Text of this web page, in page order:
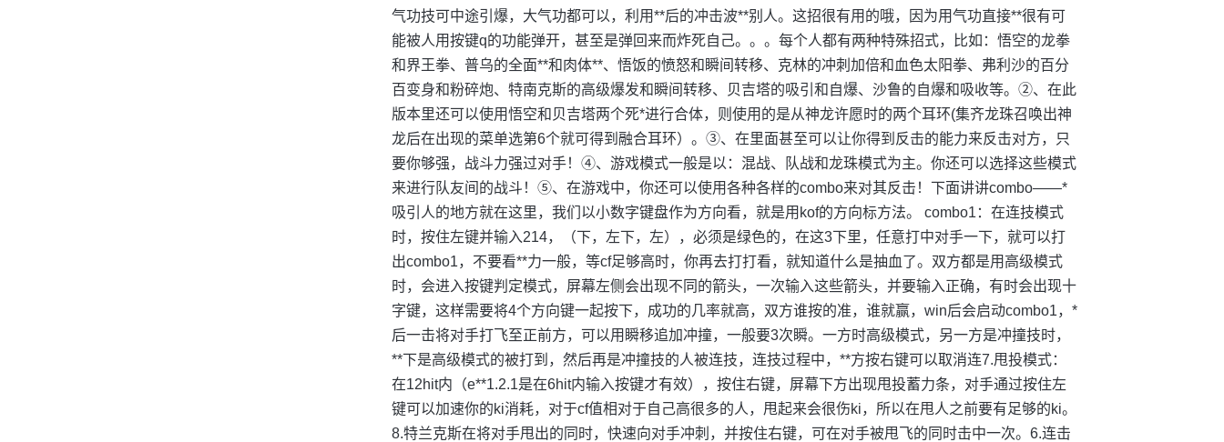
气功技可中途引爆，大气功都可以，利用**后的冲击波**别人。这招很有用的哦，因为用气功直接**很有可
能被人用按键q的功能弹开，甚至是弹回来而炸死自己。。。每个人都有两种特殊招式，比如：悟空的龙拳
和界王拳、普乌的全面**和肉体**、悟饭的愤怒和瞬间转移、克林的冲刺加倍和血色太阳拳、弗利沙的百分
百变身和粉碎炮、特南克斯的高级爆发和瞬间转移、贝吉塔的吸引和自爆、沙鲁的自爆和吸收等。②、在此
版本里还可以使用悟空和贝吉塔两个死*进行合体，则使用的是从神龙许愿时的两个耳环(集齐龙珠召唤出神
龙后在出现的菜单选第6个就可得到融合耳环）。③、在里面甚至可以让你得到反击的能力来反击对方，只
要你够强，战斗力强过对手！④、游戏模式一般是以：混战、队战和龙珠模式为主。你还可以选择这些模式
来进行队友间的战斗！⑤、在游戏中，你还可以使用各种各样的combo来对其反击！下面讲讲combo——*
吸引人的地方就在这里，我们以小数字键盘作为方向看，就是用kof的方向标方法。 combo1：在连技模式
时，按住左键并输入214，（下，左下，左），必须是绿色的，在这3下里，任意打中对手一下，就可以打
出combo1，不要看**力一般，等cf足够高时，你再去打打看，就知道什么是抽血了。双方都是用高级模式
时，会进入按键判定模式，屏幕左侧会出现不同的箭头，一次输入这些箭头，并要输入正确，有时会出现十
字键，这样需要将4个方向键一起按下，成功的几率就高，双方谁按的准，谁就赢，win后会启动combo1，*
后一击将对手打飞至正前方，可以用瞬移追加冲撞，一般要3次瞬。一方时高级模式，另一方是冲撞技时，
**下是高级模式的被打到，然后再是冲撞技的人被连技，连技过程中，**方按右键可以取消连7.甩投模式：
在12hit内（e**1.2.1是在6hit内输入按键才有效），按住右键，屏幕下方出现甩投蓄力条，对手通过按住左
键可以加速你的ki消耗，对于cf值相对于自己高很多的人，甩起来会很伤ki，所以在甩人之前要有足够的ki。
8.特兰克斯在将对手甩出的同时，快速向对手冲刺，并按住右键，可在对手被甩飞的同时击中一次。6.连击